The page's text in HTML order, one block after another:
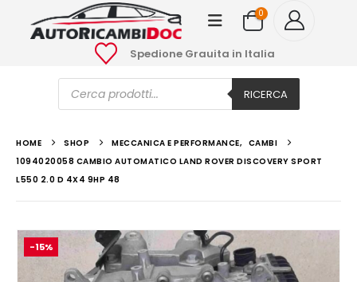
0
Spedione Grauita in Italia
Ricerca
prodotti RICERCA
HOME SHOP MECCANICA E PERFORMANCE, CAMBI
1094020058 CAMBIO AUTOMATICO LAND ROVER DISCOVERY SPORT
L550 2.0 D 4X4 9HP 48
-15%